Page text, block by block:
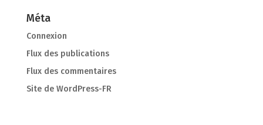
Méta
Connexion
Flux des publications
Flux des commentaires
Site de WordPress-FR